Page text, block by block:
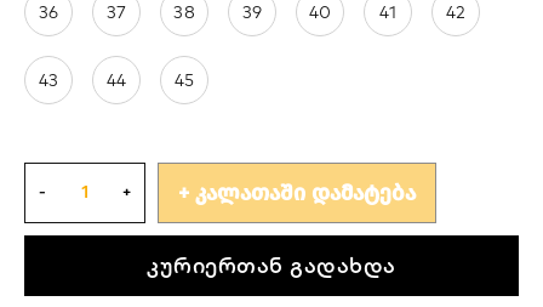
36 37 38 39 40 41 42
43 44 45
ᲙᲐᲚᲐᲗᲐᲨᲘ ᲓᲐᲛᲐᲢᲔᲑᲐ
კურიერთან გადახდა